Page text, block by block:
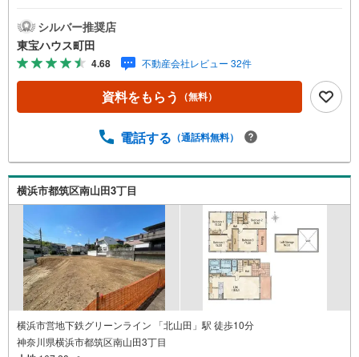
お客様のお話をきちんとお聞きし、しっかり話し合う
「心」のコミュニケーションが大切になります。だからこ
そ、それぞれのお客様にベストな「住まい」をご提案をす
ることができるのです。インターネット予約で当日見学が
可能！（1）［室内・現地を見学する］をクリック（2）本
日～4日以内をご希望の方は「ご要望・ご質問欄」に希望日
間期の売買仲介実績において、全国第9位の売買仲介実績で
てこれからも楽しく素敵なお家探しをお約束します。お家
探しを始めてみようと思われたらまずは、お気軽に東宝ハ
ウス町田に相談してみませんか？スタッフ一同お客様のお
問合せをお待ちしております。
シルバー推奨店
東宝ハウス町田
4.68 不動産会社レビュー 32件
資料をもらう （無料）
電話する （通話料無料）
横浜市都筑区南山田3丁目
横浜市営地下鉄グリーンライン 「北山田」駅 徒歩10分
神奈川県横浜市都筑区南山田3丁目